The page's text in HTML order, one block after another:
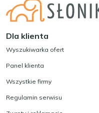
Dla klienta
Wyszukiwarka ofert
Panel klienta
Wszystkie firmy
Regulamin serwisu